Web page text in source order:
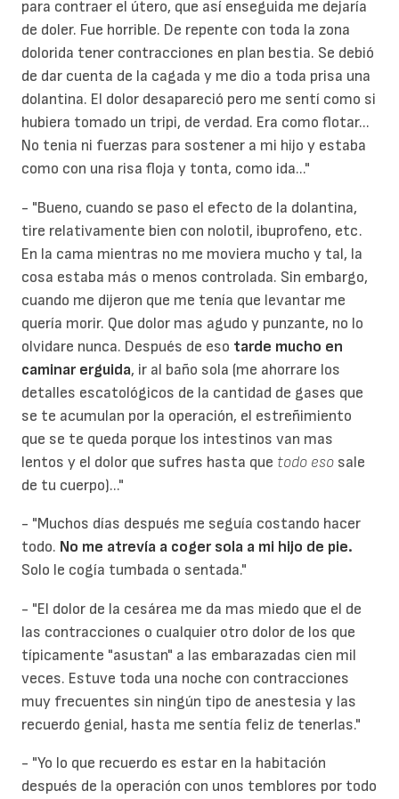
para contraer el útero, que así enseguida me dejaría
de doler. Fue horrible. De repente con toda la zona
dolorida tener contracciones en plan bestia. Se debió
de dar cuenta de la cagada y me dio a toda prisa una
dolantina. El dolor desapareció pero me sentí como si
hubiera tomado un tripi, de verdad. Era como flotar...
No tenia ni fuerzas para sostener a mi hijo y estaba
como con una risa floja y tonta, como ida..."
- "Bueno, cuando se paso el efecto de la dolantina,
tire relativamente bien con nolotil, ibuprofeno, etc.
En la cama mientras no me moviera mucho y tal, la
cosa estaba más o menos controlada. Sin embargo,
cuando me dijeron que me tenía que levantar me
quería morir. Que dolor mas agudo y punzante, no lo
olvidare nunca. Después de eso tarde mucho en
caminar erguida, ir al baño sola (me ahorrare los
detalles escatológicos de la cantidad de gases que
se te acumulan por la operación, el estreñimiento
que se te queda porque los intestinos van mas
lentos y el dolor que sufres hasta que todo eso sale
de tu cuerpo)..."
- "Muchos días después me seguía costando hacer
todo. No me atrevía a coger sola a mi hijo de pie.
Solo le cogía tumbada o sentada."
- "El dolor de la cesárea me da mas miedo que el de
las contracciones o cualquier otro dolor de los que
típicamente "asustan" a las embarazadas cien mil
veces. Estuve toda una noche con contracciones
muy frecuentes sin ningún tipo de anestesia y las
recuerdo genial, hasta me sentía feliz de tenerlas."
- "Yo lo que recuerdo es estar en la habitación
después de la operación con unos temblores por todo